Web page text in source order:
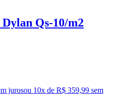
Qs-10/m2
jurosou 10x de R$ 359,99 sem